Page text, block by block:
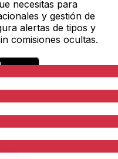
necesitas para
y gestión de
alertas de tipos y
comisiones ocultas.